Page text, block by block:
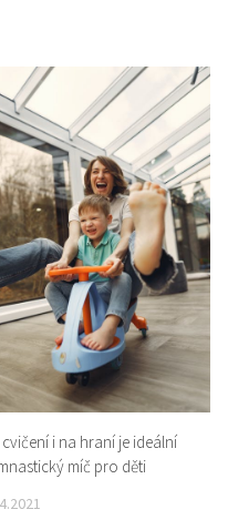
cvičení i na hraní je ideální
míč pro děti